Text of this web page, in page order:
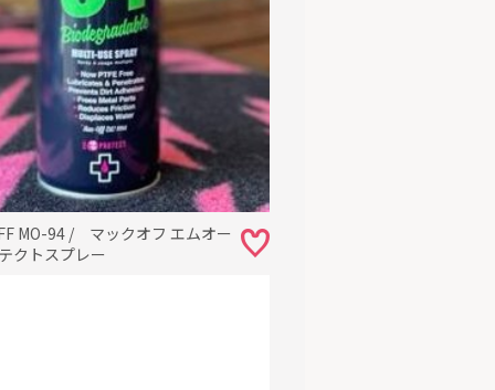
MO-94 / マックオフ エムオー
クトスプレー